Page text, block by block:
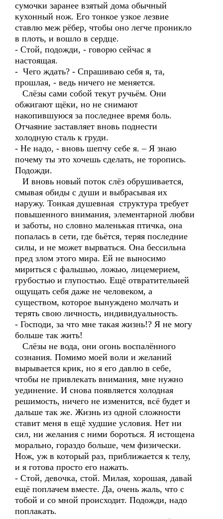
сумочки заранее взятый дома обычный
кухонный нож. Его тонкое узкое лезвие
ставлю меж рёбер, чтобы оно легче проникло
в плоть, и вошло в сердце.
- Стой, подожди, - говорю сейчас я
настоящая.
- Чего ждать? - Спрашиваю себя я, та,
прошлая, - ведь ничего не меняется.
Слёзы сами собой текут ручьём. Они
обжигают щёки, но не снимают
накопившуюся за последнее время боль.
Отчаяние заставляет вновь поднести
холодную сталь к груди.
- Не надо, - вновь шепчу себе я. – Я знаю
почему ты это хочешь сделать, не торопись.
Подожди.
И вновь новый поток слёз обрушивается,
смывая обиды с души и выбрасывая их
наружу. Тонкая душевная структура требует
повышенного внимания, элементарной любви
и заботы, но словно маленькая птичка, она
попалась в сети, где бьётся, теряя последние
силы, и не может вырваться. Она бессильна
пред злом этого мира. Ей не выносимо
мириться с фальшью, ложью, лицемерием,
грубостью и глупостью. Ещё отвратительней
ощущать себя даже не человеком, а
существом, которое вынуждено молчать и
терять свою личность, индивидуальность.
- Господи, за что мне такая жизнь!? Я не могу
больше так жить!
Слёзы не вода, они огонь воспалённого
сознания. Помимо моей воли и желаний
вырывается крик, но я его давлю в себе,
чтобы не привлекать внимания, мне нужно
уединение. И снова появляется холодная
решимость, ничего не изменится, всё будет и
дальше так же. Жизнь из одной сложности
ставит меня в ещё худшие условия. Нет ни
сил, ни желания с ними бороться. Я истощена
морально, гораздо больше, чем физически.
Нож, уж в который раз, приближается к телу,
и я готова просто его нажать.
- Стой, девочка, стой. Милая, хорошая, давай
ещё поплачем вместе. Да, очень жаль, что с
тобой и со мной происходит. Подожди, надо
поплакать.